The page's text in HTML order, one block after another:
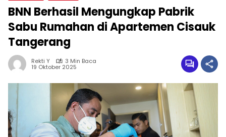
BNN Berhasil Mengungkap Pabrik
Sabu Rumahan di Apartemen Cisauk
Tangerang
Rekti Y 3 Min Baca
19 Oktober 2025